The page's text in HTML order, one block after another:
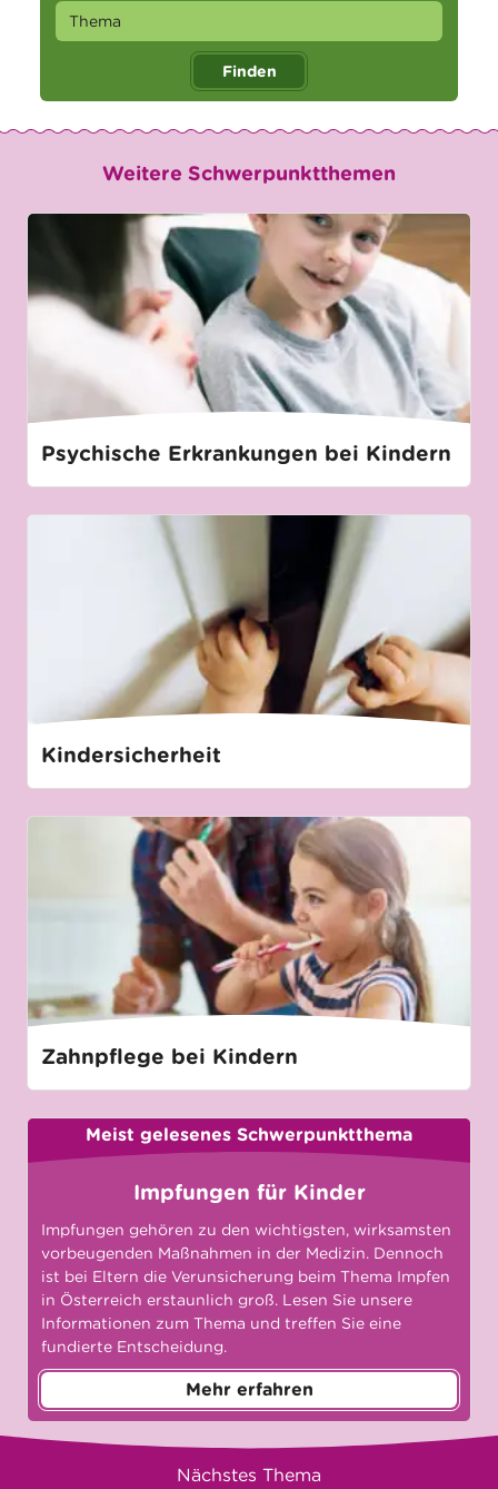
Finden
Weitere Schwerpunktthemen
Psychische Erkrankungen bei Kindern
Kindersicherheit
Zahnpflege bei Kindern
Meist gelesenes Schwerpunktthema
Impfungen für Kinder
Impfungen gehören zu den wichtigsten, wirksamsten
vorbeugenden Maßnahmen in der Medizin. Dennoch
ist bei Eltern die Verunsicherung beim Thema Impfen
in Österreich erstaunlich groß. Lesen Sie unsere
Informationen zum Thema und treffen Sie eine
fundierte Entscheidung.
Mehr erfahren
Nächstes Thema